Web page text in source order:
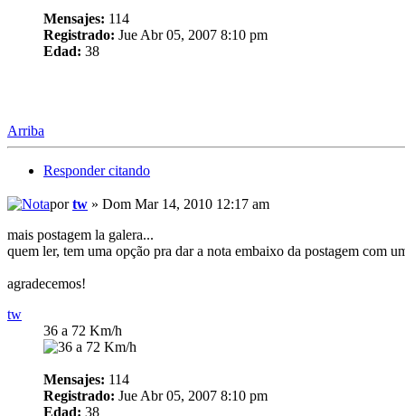
Mensajes: 114
Registrado: Jue Abr 05, 2007 8:10 pm
Edad: 38
Arriba
Responder citando
portw » Dom Mar 14, 2010 12:17 am
mais postagem la galera...
quem ler, tem uma opção pra dar a nota embaixo da postagem com
agradecemos!
tw
36 a 72 Km/h
Mensajes: 114
Registrado: Jue Abr 05, 2007 8:10 pm
Edad: 38